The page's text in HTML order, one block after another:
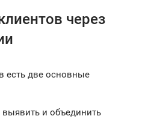
через
есть две основные
выявить и объединить